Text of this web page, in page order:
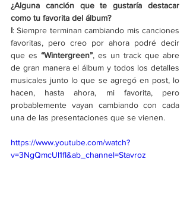
¿Alguna canción que te gustaría destacar
como tu favorita del álbum?
I: Siempre terminan cambiando mis canciones
favoritas, pero creo por ahora podré decir
que es “Wintergreen”, es un track que abre
de gran manera el álbum y todos los detalles
musicales junto lo que se agregó en post, lo
hacen, hasta ahora, mi favorita, pero
probablemente vayan cambiando con cada
una de las presentaciones que se vienen.
https://www.youtube.com/watch?
v=3NgQmcUl1fI&ab_channel=Stavroz